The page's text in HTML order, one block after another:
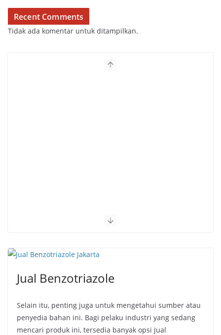
Recent Comments
Tidak ada komentar untuk ditampilkan.
Jual Benzotriazole
Selain itu, penting juga untuk mengetahui sumber atau
penyedia bahan ini. Bagi pelaku industri yang sedang
mencari produk ini, tersedia banyak opsi Jual